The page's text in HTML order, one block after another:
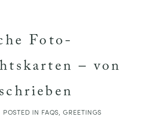
Foto-
– von
POSTED IN FAQS,GREETINGS